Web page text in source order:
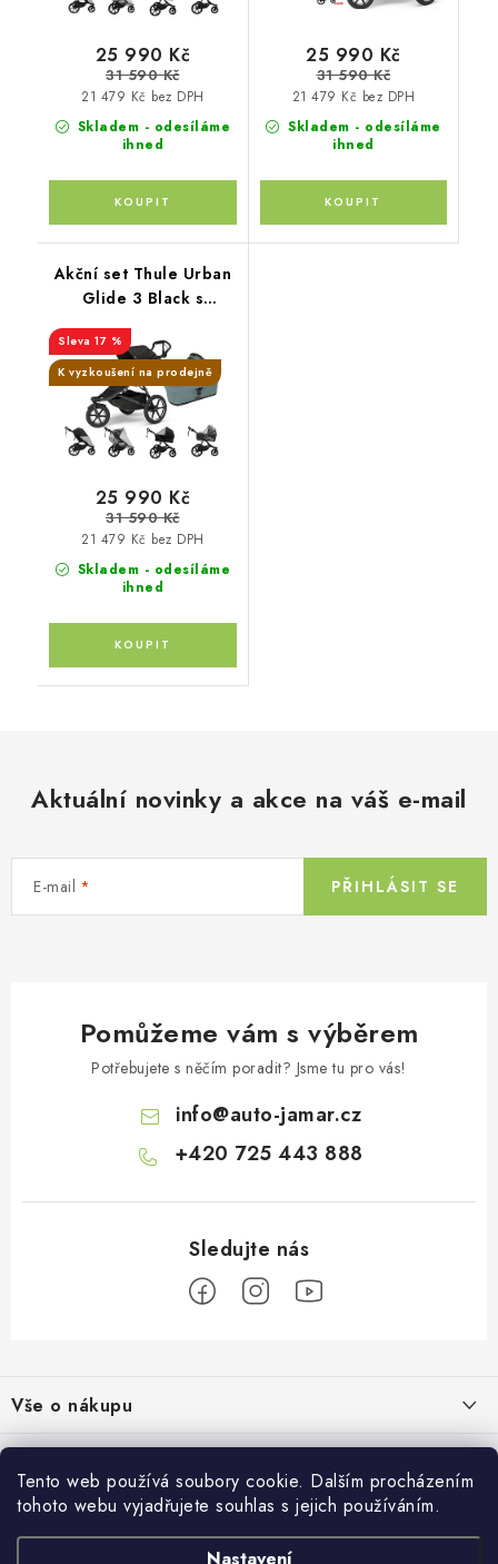
Tento web používá soubory cookie. Dalším procházením
tohoto webu vyjadřujete souhlas s jejich používáním.
Skladem - odesíláme
ihned
21 479 Kč bez DPH
25 990 Kč
31 590 Kč
Skladem - odesíláme
ihned
21 479 Kč bez DPH
25 990 Kč
31 590 Kč
Akční set Thule Urban
Glide 3 Black s
magnetickou přezkou+
korbička Mid blue +
madlo Thule +
pláštěnky Altabebe +
moskytiéra Zopa
17 %
K vyzkoušení na prodejně
Skladem - odesíláme
ihned
21 479 Kč bez DPH
25 990 Kč
31 590 Kč
Aktuální novinky a akce na váš e-mail
E-mail PŘIHLÁSIT SE
Pomůžeme vám s výběrem
Potřebujete s něčím poradit? Jsme tu pro vás!
info@auto-jamar.cz
+420 725 443 888
p
a
Vše o nákupu
Doprava a platba
Vrácení a výměna
Reklamace
O nás
Prodejna